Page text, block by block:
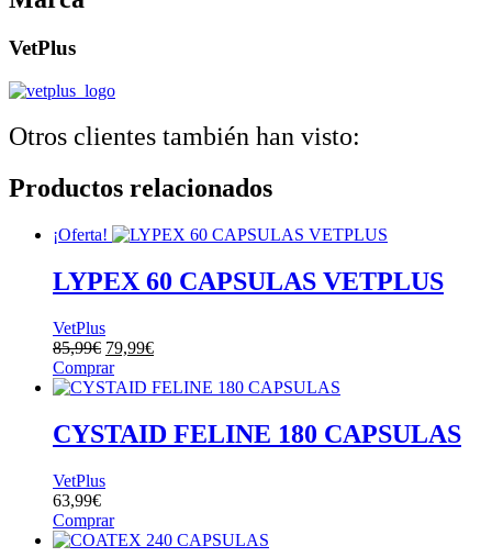
VetPlus
Otros clientes también han visto:
Productos relacionados
¡Oferta!
LYPEX 60 CAPSULAS VETPLUS
VetPlus
85,99€ El
precio
original
85,99€.
79,99€El
actual
79,99€.
Comprar
CYSTAID FELINE 180 CAPSULAS
VetPlus
63,99€
Comprar